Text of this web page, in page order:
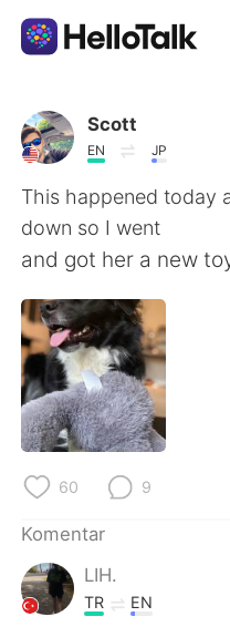
Aplikasi Pertukaran
AI Grammar
Indonesia
English
繁體中文
العربية
Deutsch
한국어
ไทย
Scott
EN JP
This happened today
down so I went
and got her a new
60 9
Komentar
LIH.
TR EN